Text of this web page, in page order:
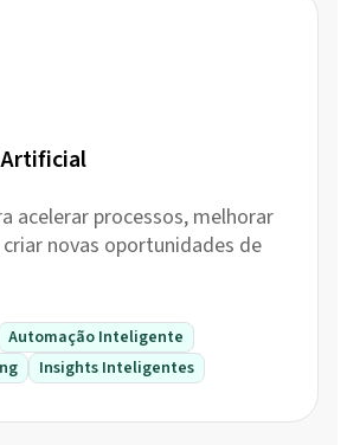
acelerar processos, melhorar
novas oportunidades de
Automação Inteligente
Insights Inteligentes